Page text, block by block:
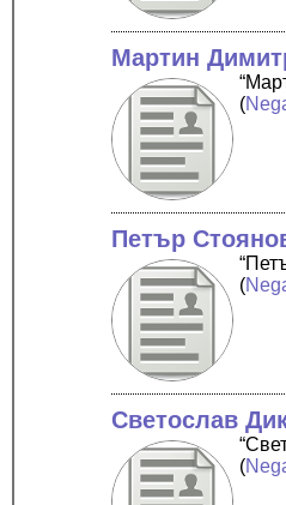
Мартин
(
Петър
(
Светослав
(